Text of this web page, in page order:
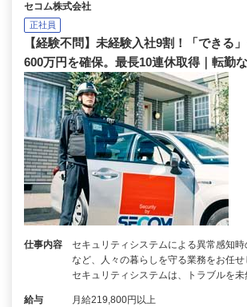
セコム株式会社
正社員
【経験不問】未経験入社9割！「できる
600万円を確保。最長10連休取得｜転勤
仕事内容
セキュリティシステムによる異常感知
など、人々の暮らしを守る業務をお任
セキュリティシステムは、トラブルを
給与 月給219,800円以上